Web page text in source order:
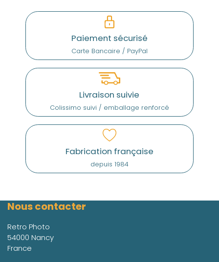
Paiement sécurisé
Carte Bancaire / PayPal
Livraison suivie
Colissimo suivi / emballage renforcé
Fabrication française
depuis 1984
Nous contacter
Retro Photo
54000 Nancy
France